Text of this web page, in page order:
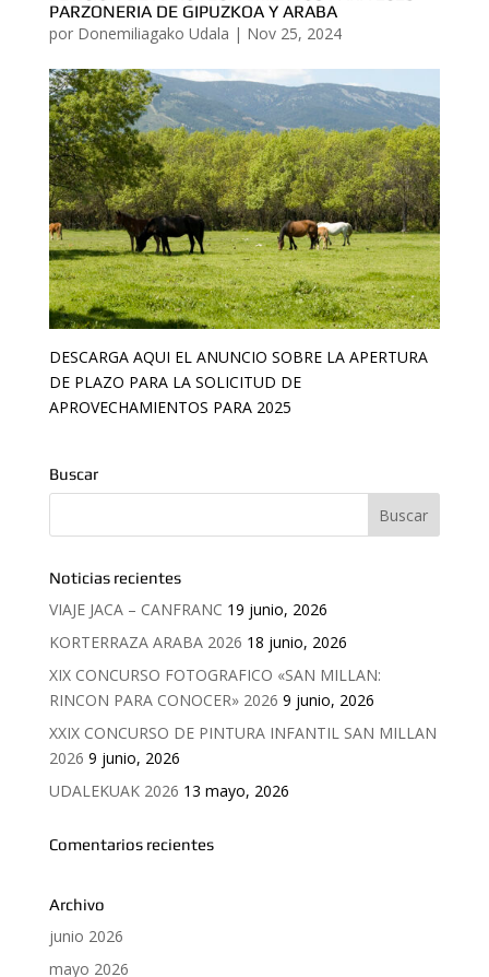
PARZONERIA DE GIPUZKOA Y ARABA
por Donemiliagako Udala | Nov 25, 2024
DESCARGA AQUI EL ANUNCIO SOBRE LA APERTURA
DE PLAZO PARA LA SOLICITUD DE
APROVECHAMIENTOS PARA 2025
Buscar
Noticias recientes
VIAJE JACA – CANFRANC 19 junio, 2026
KORTERRAZA ARABA 2026 18 junio, 2026
XIX CONCURSO FOTOGRAFICO «SAN MILLAN:
RINCON PARA CONOCER» 2026 9 junio, 2026
XXIX CONCURSO DE PINTURA INFANTIL SAN MILLAN
2026 9 junio, 2026
UDALEKUAK 2026 13 mayo, 2026
Comentarios recientes
Archivo
junio 2026
mayo 2026